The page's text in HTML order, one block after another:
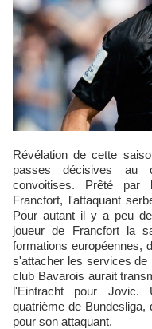
Révélation de cette saison de Bundelisga avec 17 buts et 6
passes décisives au
convoitises. Prêté par
Francfort, l'attaquant
Pour autant il y a peu
joueur de Francfort la
formations européennes,
s'attacher les services de
club Bavarois aurait
l'Eintracht pour Jovic.
quatrième de
pour son attaquant.